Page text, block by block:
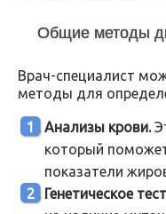
Общие методы
Врач-специалист
методы для
Анализы крови.
который
показатели
Генетическое